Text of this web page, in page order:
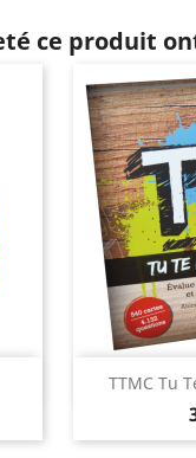
ce produit
TTMC Tu
